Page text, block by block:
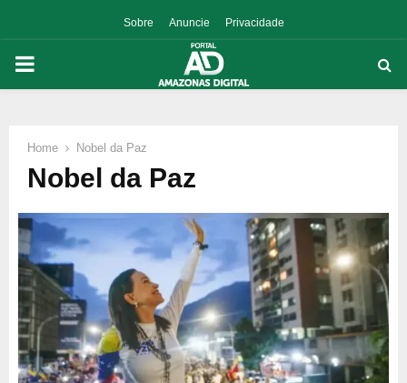
Sobre Anuncie Privacidade
PRIMARY
Home Nobel da Paz
Nobel da Paz